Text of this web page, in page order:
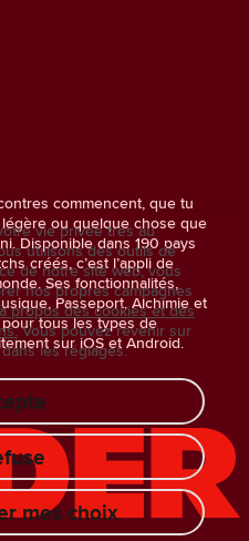
commencent, que tu
ou quelque chose que
Disponible dans 190 pays
créés, c’est l’appli de
Ses fonctionnalités,
Passeport, Alchimie et
tous les types de
sur iOS et Android.
vie privée très au
utilisons des outils de
de notre site web, vous
nos propres campagnes
propos des cookies et des
Vous pouvez revenir sur
les réglages.
mes choix